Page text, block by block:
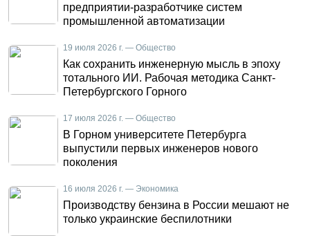
предприятии-разработчике систем
промышленной автоматизации
19 июля 2026 г. — Общество
Как сохранить инженерную мысль в эпоху
тотального ИИ. Рабочая методика Санкт-
Петербургского Горного
17 июля 2026 г. — Общество
В Горном университете Петербурга
выпустили первых инженеров нового
поколения
16 июля 2026 г. — Экономика
Производству бензина в России мешают не
только украинские беспилотники